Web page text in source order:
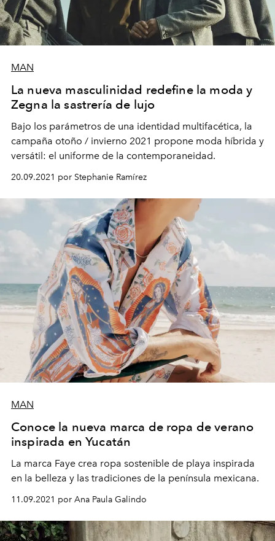
MAN
La nueva masculinidad redefine la moda y
Zegna la sastrería de lujo
Bajo los parámetros de una identidad multifacética, la
campaña otoño / invierno 2021 propone moda híbrida y
versátil: el uniforme de la contemporaneidad.
20.09.2021 por Stephanie Ramírez
MAN
Conoce la nueva marca de ropa de verano
inspirada en Yucatán
La marca Faye crea ropa sostenible de playa inspirada
en la belleza y las tradiciones de la península mexicana.
11.09.2021 por Ana Paula Galindo